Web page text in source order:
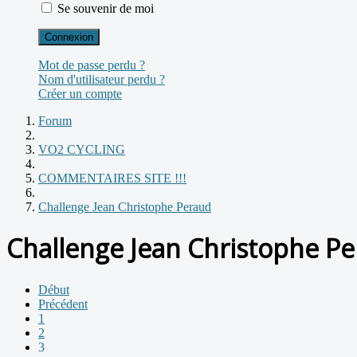
Se souvenir de moi
Connexion
Mot de passe perdu ?
Nom d'utilisateur perdu ?
Créer un compte
Forum
VO2 CYCLING
COMMENTAIRES SITE !!!
Challenge Jean Christophe Peraud
Challenge Jean Christophe
Début
Précédent
1
2
3